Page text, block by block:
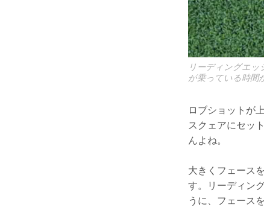
リーディングエッ
が乗っている時間
ロブショットが
スクェアにセッ
んよね。
大きくフェース
す。リーディン
うに、フェース